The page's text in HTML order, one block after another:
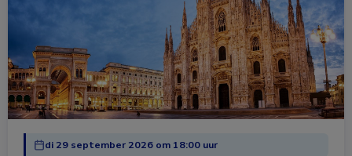
di 29 september 2026 om 18:00 uur